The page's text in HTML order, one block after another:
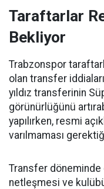
Taraftarlar
Bekliyor
Trabzonspor
olan transfer
yıldız transferinin
görünürlüğünü
yapılırken, resmi
varılmaması
Transfer
netleşmesi ve